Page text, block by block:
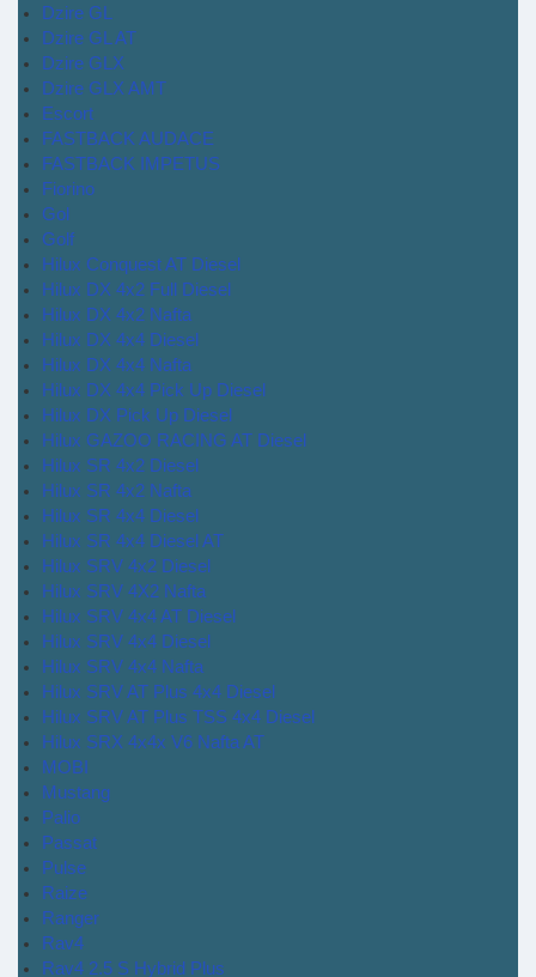
Dzire GL
Dzire GL AT
Dzire GLX
Dzire GLX AMT
Escort
FASTBACK AUDACE
FASTBACK IMPETUS
Fiorino
Gol
Golf
Hilux Conquest AT Diesel
Hilux DX 4x2 Full Diesel
Hilux DX 4x2 Nafta
Hilux DX 4x4 Diesel
Hilux DX 4x4 Nafta
Hilux DX 4x4 Pick Up Diesel
Hilux DX Pick Up Diesel
Hilux GAZOO RACING AT Diesel
Hilux SR 4x2 Diesel
Hilux SR 4x2 Nafta
Hilux SR 4x4 Diesel
Hilux SR 4x4 Diesel AT
Hilux SRV 4x2 Diesel
Hilux SRV 4X2 Nafta
Hilux SRV 4x4 AT Diesel
Hilux SRV 4x4 Diesel
Hilux SRV 4x4 Nafta
Hilux SRV AT Plus 4x4 Diesel
Hilux SRV AT Plus TSS 4x4 Diesel
Hilux SRX 4x4x V6 Nafta AT
MOBI
Mustang
Palio
Passat
Pulse
Raize
Ranger
Rav4
Rav4 2.5 S Hybrid Plus